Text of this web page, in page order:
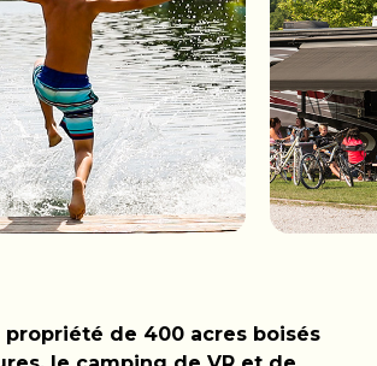
propriété de 400 acres boisés